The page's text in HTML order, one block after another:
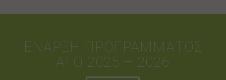
ΕΝΑΡΞΗ ΠΡΟΓΡΑΜΜΑΤΟΣ
ΑΓΟ 2025 – 2026